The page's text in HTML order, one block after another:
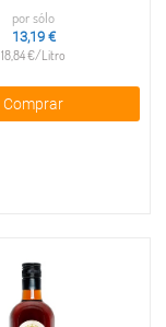
por sólo
13,19 €
18,84 €/Litro
Comprar